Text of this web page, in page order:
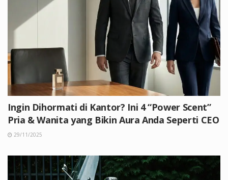
Ingin Dihormati di Kantor? Ini 4 “Power Scent”
Pria & Wanita yang Bikin Aura Anda Seperti CEO
29/11/2025